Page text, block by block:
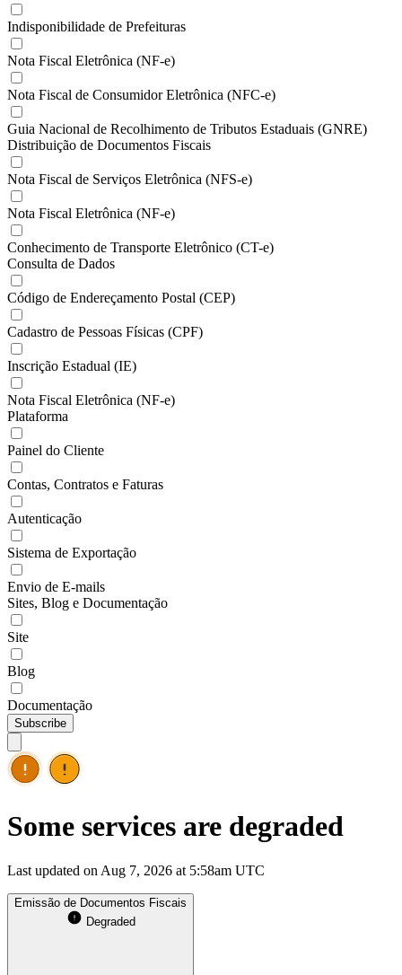
Indisponibilidade de Prefeituras
Nota Fiscal Eletrônica (NF-e)
Nota Fiscal de Consumidor Eletrônica (NFC-e)
Guia Nacional de Recolhimento de Tributos Estaduais (GNRE)
Distribuição de Documentos Fiscais
Nota Fiscal de Serviços Eletrônica (NFS-e)
Nota Fiscal Eletrônica (NF-e)
Conhecimento de Transporte Eletrônico (CT-e)
Consulta de Dados
Código de Endereçamento Postal (CEP)
Cadastro de Pessoas Físicas (CPF)
Inscrição Estadual (IE)
Nota Fiscal Eletrônica (NF-e)
Plataforma
Painel do Cliente
Contas, Contratos e Faturas
Autenticação
Sistema de Exportação
Envio de E-mails
Sites, Blog e Documentação
Site
Blog
Documentação
Subscribe
Some services are degraded
Last updated on Aug 7, 2026 at 5:58am UTC
Emissão de Documentos Fiscais
Degraded